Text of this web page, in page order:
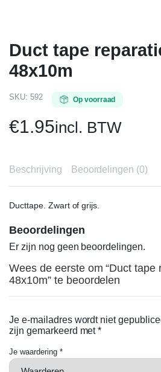
Duct tape
48x10m
SKU: 592 Op voorraad
€1.95incl. BTW
Beschrijving Beoordelingen (0)
Ducttape. Zwart of grijs.
Beoordelingen
Er zijn nog geen beoordelingen.
Wees de eerste om “Duct tape
48x10m” te beoordelen
Je e-mailadres wordt niet
zijn gemarkeerd met*
Je waardering *